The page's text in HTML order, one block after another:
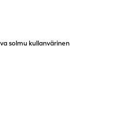
solmu kullanvärinen